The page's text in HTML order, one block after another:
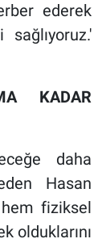
ederek
sağlıyoruz.'
KADAR
daha
Hasan
fiziksel
olduklarını